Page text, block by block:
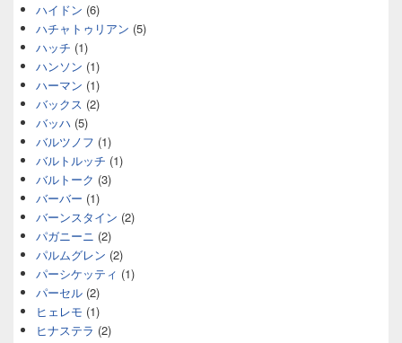
ハイドン (6)
ハチャトゥリアン (5)
ハッチ (1)
ハンソン (1)
ハーマン (1)
バックス (2)
バッハ (5)
バルツノフ (1)
バルトルッチ (1)
バルトーク (3)
バーバー (1)
バーンスタイン (2)
パガニーニ (2)
パルムグレン (2)
パーシケッティ (1)
パーセル (2)
ヒェレモ (1)
ヒナステラ (2)